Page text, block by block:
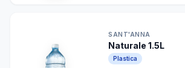
SANT'ANNA
Naturale 1.5L
Plastica